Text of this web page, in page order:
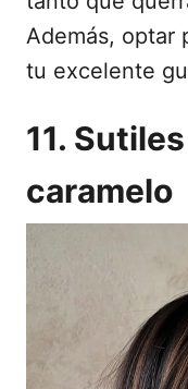
Además, optar
tu excelente
11.
caramelo